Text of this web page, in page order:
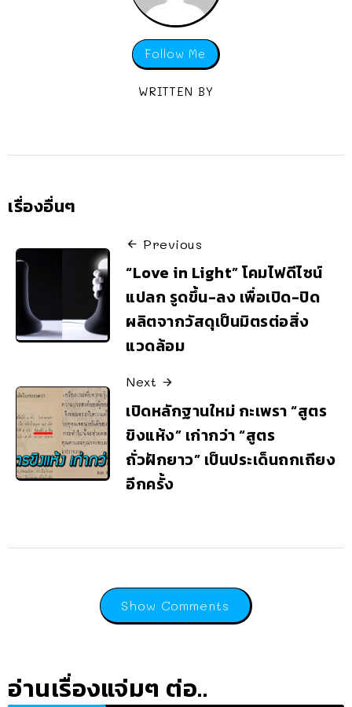
Follow Me
WRITTEN BY
เรื่องอื่นๆ
Previous
“Love in Light” โคมไฟดีไซน์
แปลก รูดขึ้น-ลง เพื่อเปิด-ปิด
ผลิตจากวัสดุเป็นมิตรต่อสิ่ง
แวดล้อม
Next
เปิดหลักฐานใหม่ กะเพรา “สูตร
ขิงแห้ง” เก่ากว่า “สูตร
ถั่วฝักยาว” เป็นประเด็นถกเถียง
อีกครั้ง
Show Comments
อ่านเรื่องแจ่มๆ ต่อ..